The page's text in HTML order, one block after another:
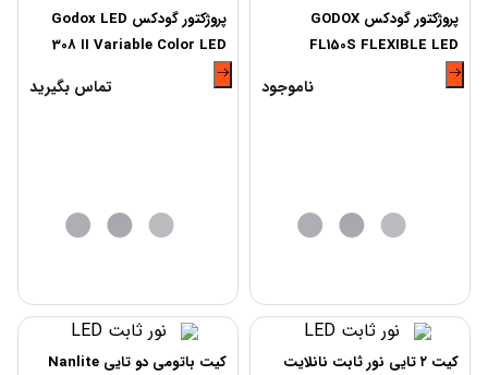
پروژکتور گودکس GODOX
FL150S FLEXIBLE LED
LIGHT 60X60CM
ناموجود
پروژکتور گودکس Godox LED
308 II Variable Color LED
Video Light with Remote
تماس بگیرید
کیت ۲ تایی نور ثابت نانلایت
کیت باتومی دو تایی Nanlite